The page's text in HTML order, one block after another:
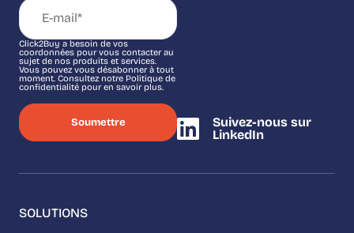
Click2Buy a besoin de vos
coordonnées pour vous contacter au
sujet de nos produits et services.
Vous pouvez vous désabonner à tout
moment. Consultez notre Politique de
confidentialité pour en savoir plus.
Suivez-nous sur
LinkedIn
SOLUTIONS